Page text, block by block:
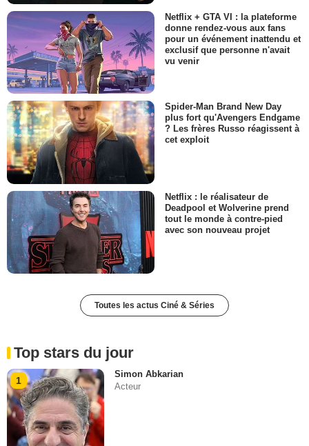
Netflix + GTA VI : la plateforme
donne rendez-vous aux fans
pour un événement inattendu et
exclusif que personne n'avait
vu venir
Spider-Man Brand New Day
plus fort qu'Avengers Endgame
? Les frères Russo réagissent à
cet exploit
Netflix : le réalisateur de
Deadpool et Wolverine prend
tout le monde à contre-pied
avec son nouveau projet
Toutes les actus Ciné & Séries
Top stars du jour
1
Simon Abkarian
Acteur